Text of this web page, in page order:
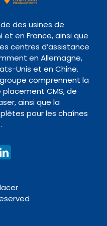
des usines de
en France, ainsi que
centres d’assistance
en Allemagne,
Unis et en Chine.
comprennent la
CMS, de
ainsi que la
pour les chaînes